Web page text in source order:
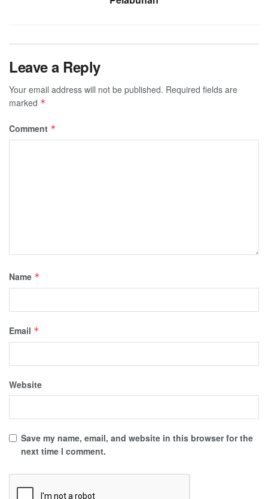
Leave a Reply
Your email address will not be published. Required fields are
marked *
Comment *
Name *
Email *
Website
Save my name, email, and website in this browser for the
next time I comment.